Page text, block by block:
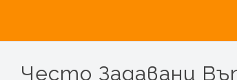
Често Задавани